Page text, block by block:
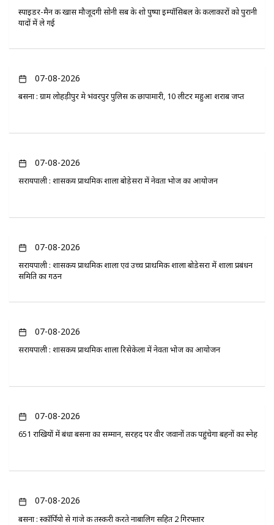
स्पाइडर-मैन की खास मौजूदगी सोनी सब के शो पुष्पा इम्पॉसिबल के कलाकारों को पुरानी
यादों में ले गई
07-08-2026
बसना : ग्राम लोहड़ीपुर मे भंवरपुर पुलिस की छापामारी, 10 लीटर महुआ शराब जप्त
07-08-2026
सरायपाली : शासकीय प्राथमिक शाला बोड़ेसरा में नेवता भोज का आयोजन
07-08-2026
सरायपाली : शासकीय प्राथमिक शाला एवं उच्च प्राथमिक शाला बोडेसरा में शाला प्रबंधन
समिति का गठन
07-08-2026
सरायपाली : शासकीय प्राथमिक शाला रिसेकेला में नेवता भोज का आयोजन
07-08-2026
651 राखियों में बंधा बसना का सम्मान, सरहद पर वीर जवानों तक पहुंचेगा बहनों का स्नेह
07-08-2026
बसना : स्कॉर्पियो से गांजे की तस्करी करते नाबालिग सहित 2 गिरफ्तार